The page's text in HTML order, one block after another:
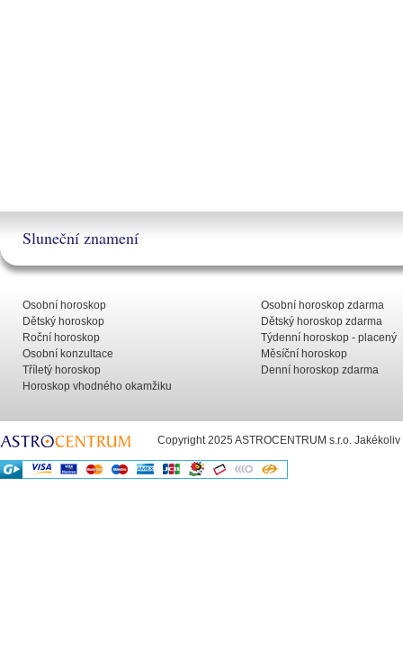
Sluneční znamení
Osobní horoskop
Dětský horoskop
Roční horoskop
Osobní konzultace
Tříletý horoskop
Horoskop vhodného okamžiku
Osobní horoskop zdarma
Dětský horoskop zdarma
Týdenní horoskop - placený
Měsíční horoskop
Denní horoskop zdarma
Copyright 2025 ASTROCENTRUM s.r.o.